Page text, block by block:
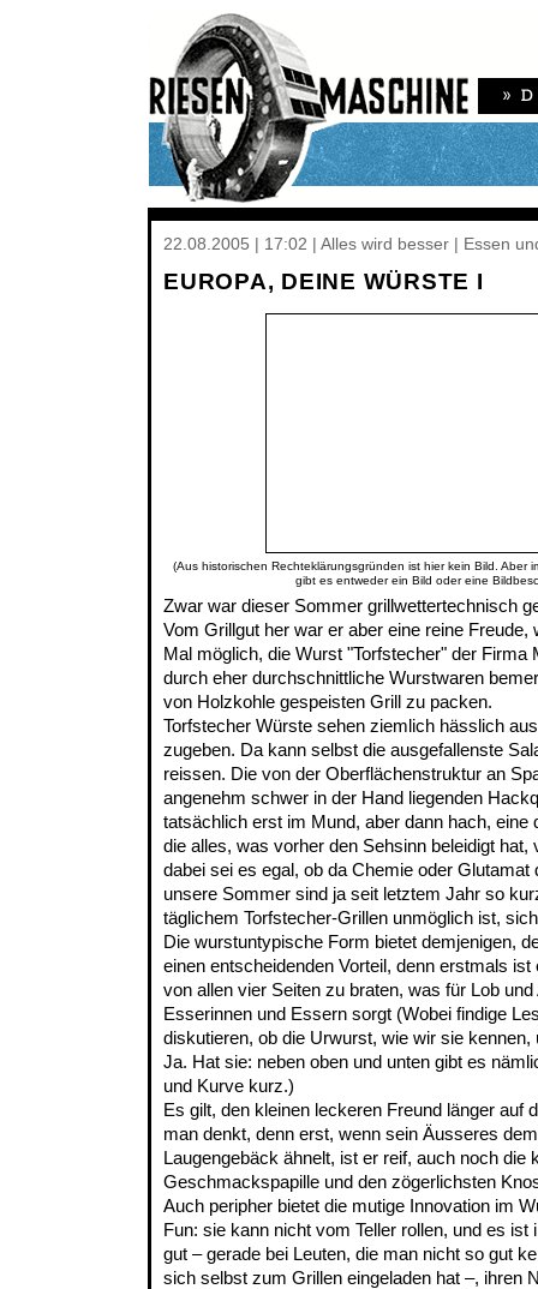
22.08.2005 | 17:02 | Alles wird besser | Essen
EUROPA, DEINE WÜRSTE I
(Aus historischen Rechteklärungsgründen ist hier kein Bild. Aber
gibt es entweder ein Bild oder eine
Zwar war dieser Sommer grillwettertechnisch
Vom Grillgut her war er aber eine reine
Mal möglich, die Wurst "Torfstecher" der Firma
durch eher durchschnittliche Wurstwaren
von Holzkohle gespeisten Grill zu packen.
Torfstecher Würste sehen ziemlich hässlich
zugeben. Da kann selbst die ausgefallenste
reissen. Die von der Oberflächenstruktur an
angenehm schwer in der Hand liegenden
tatsächlich erst im Mund, aber dann hach, eine
die alles, was vorher den Sehsinn beleidigt
dabei sei es egal, ob da Chemie oder Glutamat
unsere Sommer sind ja seit letztem Jahr so
täglichem Torfstecher-Grillen unmöglich ist,
Die wurstuntypische Form bietet demjenigen,
einen entscheidenden Vorteil, denn erstmals
von allen vier Seiten zu braten, was für Lob
Esserinnen und Essern sorgt (Wobei findige
diskutieren, ob die Urwurst, wie wir sie kennen,
Ja. Hat sie: neben oben und unten gibt es
und Kurve kurz.)
Es gilt, den kleinen leckeren Freund länger auf
man denkt, denn erst, wenn sein Äusseres
Laugengebäck ähnelt, ist er reif, auch noch die
Geschmackspapille und den zögerlichsten
Auch peripher bietet die mutige Innovation im
Fun: sie kann nicht vom Teller rollen, und es ist
gut – gerade bei Leuten, die man nicht so gut
sich selbst zum Grillen eingeladen hat –, ihren